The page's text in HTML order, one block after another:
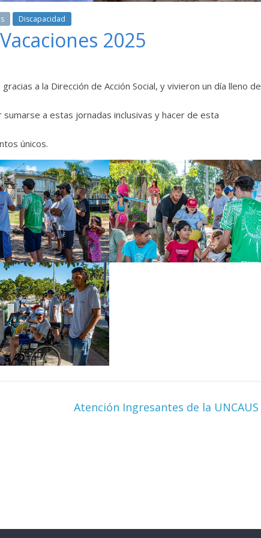
Discapacidad
2025
a la Dirección de Acción Social, y vivieron un día lleno de
a estas jornadas inclusivas y hacer de esta
únicos.
Atención Ingresantes de la UNCAUS